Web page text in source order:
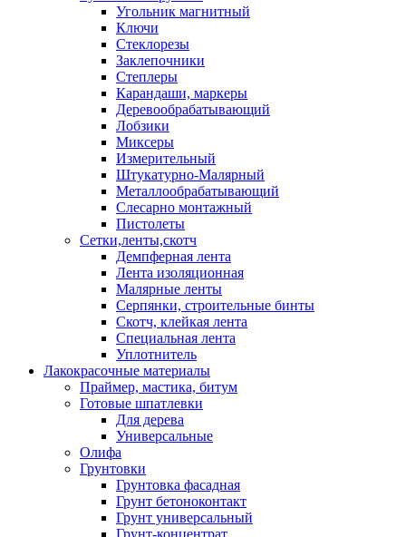
Угольник магнитный
Ключи
Стеклорезы
Заклепочники
Степлеры
Карандаши, маркеры
Деревообрабатывающий
Лобзики
Миксеры
Измерительный
Штукатурно-Малярный
Металлообрабатывающий
Слесарно монтажный
Пистолеты
Сетки,ленты,скотч
Демпферная лента
Лента изоляционная
Малярные ленты
Серпянки, строительные бинты
Скотч, клейкая лента
Специальная лента
Уплотнитель
Лакокрасочные материалы
Праймер, мастика, битум
Готовые шпатлевки
Для дерева
Универсальные
Олифа
Грунтовки
Грунтовка фасадная
Грунт бетоноконтакт
Грунт универсальный